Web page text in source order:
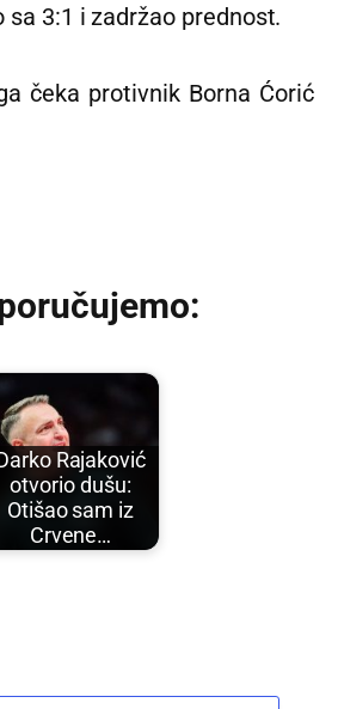
3:1 i zadržao prednost.
čeka protivnik Borna Ćorić
Rajaković
otvorio dušu:
Otišao sam iz
Crvene…